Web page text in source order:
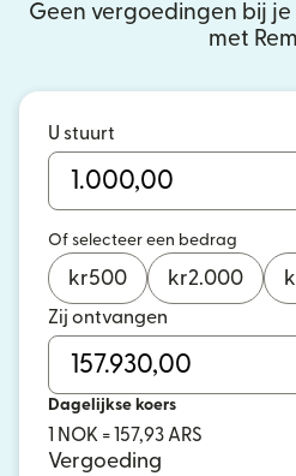
Geen vergoedingen bij
met
U stuurt
Of selecteer een bedrag
kr500 kr2.000
Zij ontvangen
Dagelijkse koers
1 NOK = 157,93 ARS
Vergoeding